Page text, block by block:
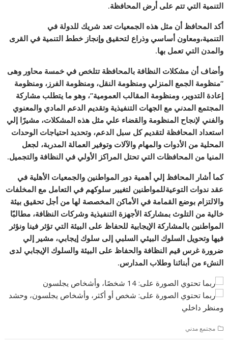
التنمية التي تتم على أرض المحافظة.
أكد المحافظ أن مثل هذه الجمعيات تعد شريك للدولة في
التنمية،ومعاون أساسي وذراع لتحقيق وإنجاز خطط التنمية في القرى
والمدن التي تعمل بها.
وأضاف أن مشكلات النظافة بالمحافظة تتلخص في خمسة محاور وهى
“منظومة الجمع المنزلي ومنظومة النقل، ومنظومة الفرز، ومنظومة
إعادة التدوير، ومنظومة المقالب العمومية”، وهو ما يتطلب مشاركة
المجتمع المدني مع الجهات التنفيذية وتقديم الدعم المادي والمعنوي
والفني لإنجاح المنظومة والقضاء علي مثل هذه المشكلات، مشيرًا إلي
استعداد المحافظة لتقديم كل سبل الدعم، وتحديد احتياجات الوحدات
المحلية من الأدوات والمهام والآلات وتوفير العمالة المدربة، لجعل
المنيا من المحافظات التي تحتل المراكز الأولي في النظافة والتجميل.
كما أشار المحافظ إلي أهمية دور المواطنين والجمعيات الأهلية في
عقد ندوات التوعيةللمواطنين لتغيير سلوكهم في التعامل مع المخلفات
والالتزام بوضع القمامة في الأماكن المخصصة لها من أجل تحقيق بيئة
خالية من التلوث بمشاركة الأجهزة التنفيذية وشركات النظافة، مطالبًا
المواطنين بالمشاركة الإيجابية للحفاظ على البيئة التي تؤثر فينا ونؤثر
فيها وتحويل السلوك البيئي السلبي إلى سلوك إيجابي، مشير إلي
ضرورة غرس قيم النظافة والحفاظ على البيئة والسلوك الإيجابي لدى
النشء من أبنائنا وطلاب المدارس.
مجتمع مدني